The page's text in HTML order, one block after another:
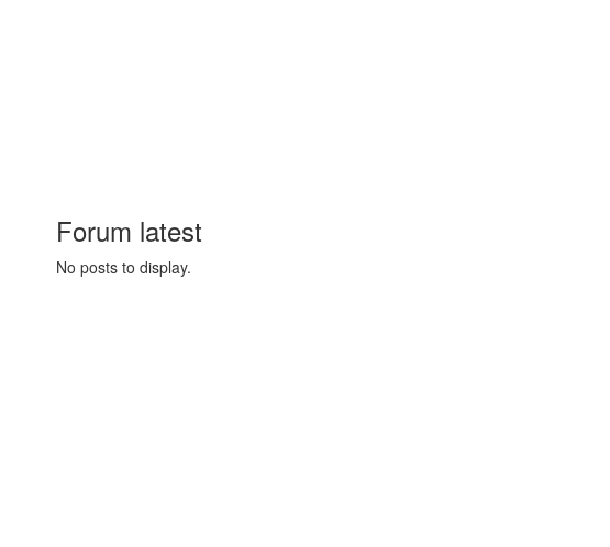
Forum latest
No posts to display.